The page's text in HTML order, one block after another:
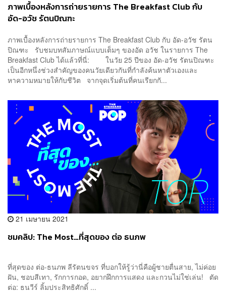
ภาพเบื้องหลังการถ่ายรายการ The Breakfast Club กับ
อัด-อวัช รัตนปิณฑะ
ภาพเบื้องหลังการถ่ายรายการ The Breakfast Club กับ อัด-อวัช รัตน
ปิณฑะ รับชมบทสัมภาษณ์แบบเต็มๆ ของอัด อวัช ในรายการ The
Breakfast Club ได้แล้วที่นี่: ในวัย 25 ปีของ อัด-อวัช รัตนปิณฑะ
เป็นอีกหนึ่งช่วงสำคัญของคนวัยเดียวกันที่กำลังค้นหาตัวเองและ
หาความหมายให้กับชีวิต จากจุดเริ่มต้นที่คนเรียกกั...
21 เมษายน 2021
ชมคลิป: The Most…ที่สุดของ ต่อ ธนภพ
ที่สุดของ ต่อ-ธนภพ ลีรัตนขจร ที่บอกให้รู้ว่านี่คือผู้ชายตื่นสาย, ไม่ค่อย
ฝัน, ชอบสีเทา, รักการกอด, อยากฝึกการแสดง และกวนไม่ใช่เล่น! ตัด
ต่อ: ธนวีร์ ลิ้มประสิทธิศักดิ์ ...